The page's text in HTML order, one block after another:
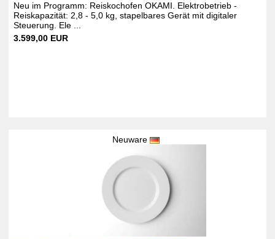
Neu im Programm: Reiskochofen OKAMI. Elektrobetrieb -
Reiskapazität: 2,8 - 5,0 kg, stapelbares Gerät mit digitaler
Steuerung. Ele ...
3.599,00 EUR
Neuware